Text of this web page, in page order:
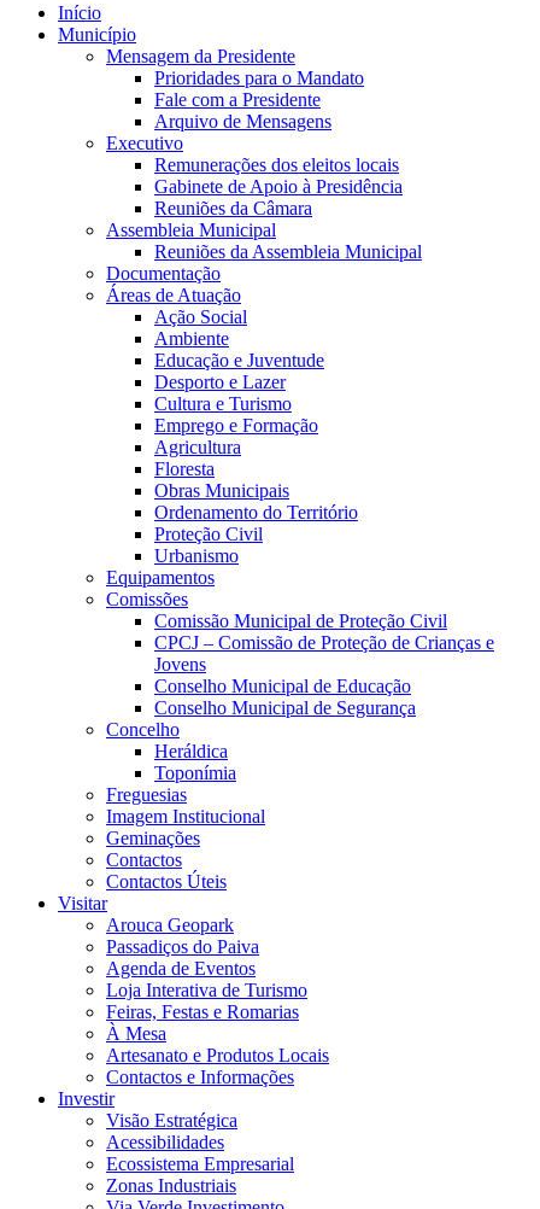
Início
Município
Mensagem da Presidente
Prioridades para o Mandato
Fale com a Presidente
Arquivo de Mensagens
Executivo
Remunerações dos eleitos locais
Gabinete de Apoio à Presidência
Reuniões da Câmara
Assembleia Municipal
Reuniões da Assembleia Municipal
Documentação
Áreas de Atuação
Ação Social
Ambiente
Educação e Juventude
Desporto e Lazer
Cultura e Turismo
Emprego e Formação
Agricultura
Floresta
Obras Municipais
Ordenamento do Território
Proteção Civil
Urbanismo
Equipamentos
Comissões
Comissão Municipal de Proteção Civil
CPCJ – Comissão de Proteção de Crianças e
Jovens
Conselho Municipal de Educação
Conselho Municipal de Segurança
Concelho
Heráldica
Toponímia
Freguesias
Imagem Institucional
Geminações
Contactos
Contactos Úteis
Visitar
Arouca Geopark
Passadiços do Paiva
Agenda de Eventos
Loja Interativa de Turismo
Feiras, Festas e Romarias
À Mesa
Artesanato e Produtos Locais
Contactos e Informações
Investir
Visão Estratégica
Acessibilidades
Ecossistema Empresarial
Zonas Industriais